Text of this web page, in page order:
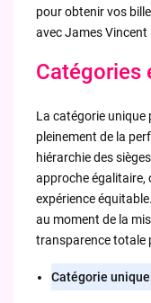
pour obtenir vos
avec James
Catégories
La catégorie
pleinement de la
hiérarchie des
approche
expérience
au moment de la
transparence totale
Catégorie unique